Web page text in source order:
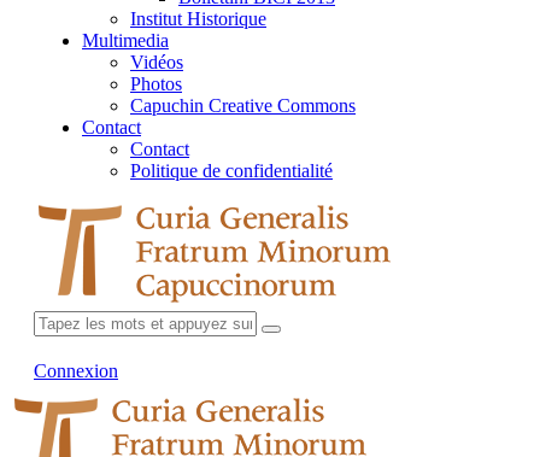
Institut Historique
Multimedia
Vidéos
Photos
Capuchin Creative Commons
Contact
Contact
Politique de confidentialité
Connexion